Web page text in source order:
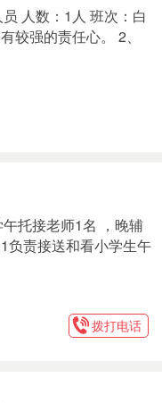
人数：1人 班次：白
较强的责任心。 2、
托接老师1名 ，晚辅
负责接送和看小学生午
拨打电话